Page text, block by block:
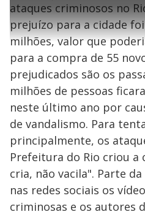
ataques criminosos no
prejuízo para a cidade foi
milhões, valor que
para a compra de 55
prejudicados são os
milhões de pessoas
neste último ano por
de vandalismo. Para
principalmente, os
Prefeitura do Rio criou a
cria, não vacila". Parte
nas redes sociais os
criminosas e os autores